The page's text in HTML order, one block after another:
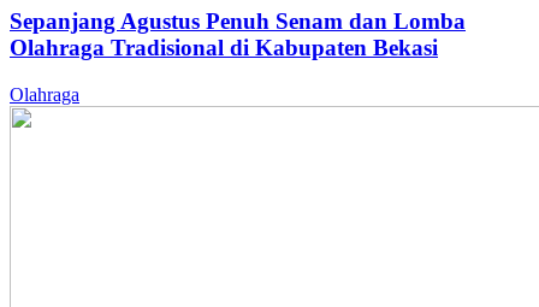
Sepanjang Agustus Penuh Senam dan Lomba
Olahraga Tradisional di Kabupaten Bekasi
Olahraga